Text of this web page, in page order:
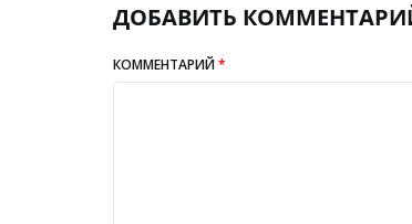
ДОБАВИТЬ
КОММЕНТАРИЙ*